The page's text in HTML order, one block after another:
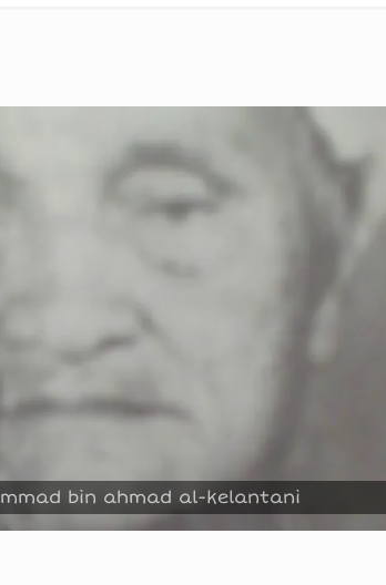
bin ahmad al-kelantani